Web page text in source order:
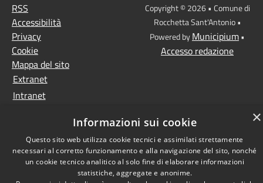
RSS
Accessibilità
Privacy
Cookie
Mappa del sito
Extranet
Intranet
Copyright © 2026 • Comune di
Rocchetta Sant'Antonio •
Powered byMunicipium•
Accesso redazione
×
Informazioni sui cookie
Questo sito web utilizza cookie tecnici e assimilati strettamente
necessari al corretto funzionamento e alla navigazione del sito, nonché
un cookie tecnico analitico al solo fine di elaborare informazioni
statistiche, aggregate e anonime.